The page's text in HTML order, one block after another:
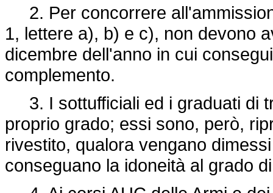
2. Per concorrere
1, lettere a), b) e c), non devono
dicembre dell'anno in cui
complemento.
3. I sottufficiali ed i graduati di
proprio grado; essi sono, però,
rivestito, qualora vengano
conseguano la idoneità al grado